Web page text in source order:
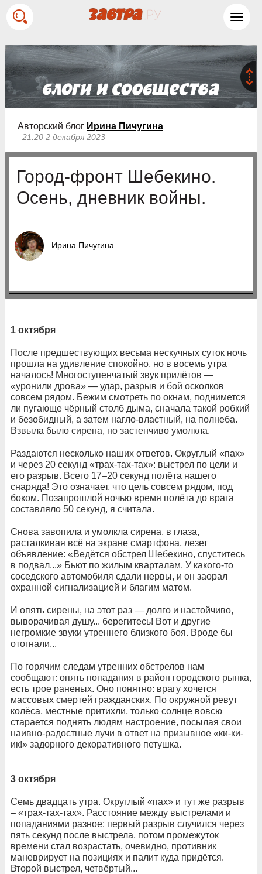
Авторский блог Ирина Пичугина
21:20 2 декабря 2023
Город-фронт Шебекино.
Осень, дневник войны.
Ирина Пичугина
1 октября
После предшествующих весьма нескучных суток ночь
прошла на удивление спокойно, но в восемь утра
началось! Многоступенчатый звук прилётов —
«уронили дрова» — удар, разрыв и бой осколков
совсем рядом. Бежим смотреть по окнам, поднимется
ли пугающе чёрный столб дыма, сначала такой робкий
и безобидный, а затем нагло-властный, на полнеба.
Взвыла было сирена, но застенчиво умолкла.
Раздаются несколько наших ответов. Округлый «пах»
и через 20 секунд «трах-тах-тах»: выстрел по цели и
его разрыв. Всего 17–20 секунд полёта нашего
снаряда! Это означает, что цель совсем рядом, под
боком. Позапрошлой ночью время полёта до врага
составляло 50 секунд, я считала.
Снова завопила и умолкла сирена, в глаза,
расталкивая всё на экране смартфона, лезет
объявление: «Ведётся обстрел Шебекино, спуститесь
в подвал...» Бьют по жилым кварталам. У какого-то
соседского автомобиля сдали нервы, и он заорал
охранной сигнализацией и благим матом.
И опять сирены, на этот раз — долго и настойчиво,
выворачивая душу... берегитесь! Вот и другие
негромкие звуки утреннего близкого боя. Вроде бы
отогнали...
По горячим следам утренних обстрелов нам
сообщают: опять попадания в район городского рынка,
есть трое раненых. Оно понятно: врагу хочется
массовых смертей гражданских. По окружной ревут
колёса, местные притихли, только солнце вовсю
старается поднять людям настроение, посылая свои
наивно-радостные лучи в ответ на призывное «ки-ки-
ик!» задорного декоративного петушка.
3 октября
Семь двадцать утра. Округлый «пах» и тут же разрыв
– «трах-тах-тах». Расстояние между выстрелами и
попаданиями разное: первый разрыв случился через
пять секунд после выстрела, потом промежуток
времени стал возрастать, очевидно, противник
маневрирует на позициях и палит куда придётся.
Второй выстрел, четвёртый...